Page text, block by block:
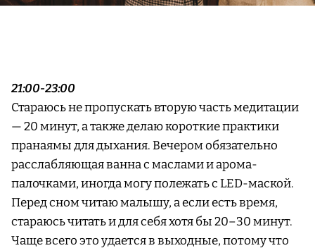
21:00-23:00
Стараюсь не пропускать вторую часть медитации
— 20 минут, а также делаю короткие практики
пранаямы для дыхания. Вечером обязательно
расслабляющая ванна с маслами и арома-
палочками, иногда могу полежать с LED-маской.
Перед сном читаю малышу, а если есть время,
стараюсь читать и для себя хотя бы 20–30 минут.
Чаще всего это удается в выходные, потому что